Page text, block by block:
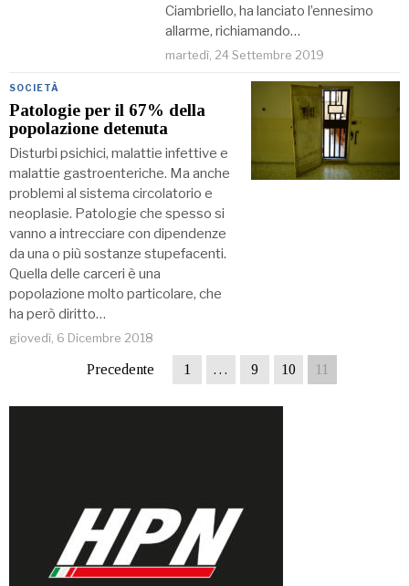
Ciambriello, ha lanciato l’ennesimo
allarme, richiamando…
martedì, 24 Settembre 2019
SOCIETÀ
Patologie per il 67% della
popolazione detenuta
Disturbi psichici, malattie infettive e
malattie gastroenteriche. Ma anche
problemi al sistema circolatorio e
neoplasie. Patologie che spesso si
vanno a intrecciare con dipendenze
da una o più sostanze stupefacenti.
Quella delle carceri è una
popolazione molto particolare, che
ha però diritto…
giovedì, 6 Dicembre 2018
Precedente 1 … 9 10 11